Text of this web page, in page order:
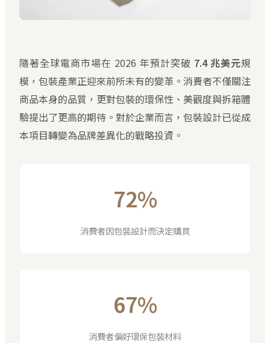
隨著全球電商市場在 2026 年預計突破 7.4 兆美元規
模，包裝產業正迎來前所未有的變革。消費者不僅關注
商品本身的品質，更對包裝的環保性、美觀度與拆箱體
驗提出了更高的期待。對於企業而言，包裝設計已從成
本項目轉變為品牌差異化的戰略投資。
72%
消費者因包裝設計而決定購買
67%
消費者偏好環保包裝材料